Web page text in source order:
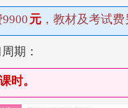
元 ，教材及考试
期：
时。